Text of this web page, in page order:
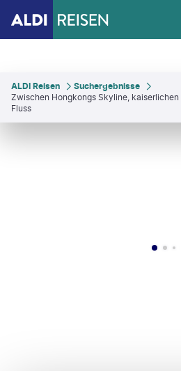
ALDI Reisen
Suchergebnisse
Zwischen Hongkongs Skyline, kaiserlichen
Fluss